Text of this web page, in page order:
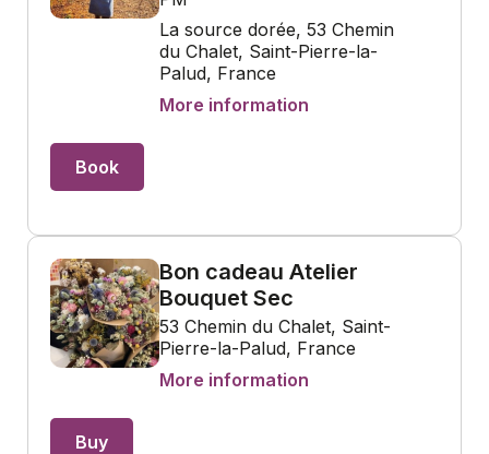
La source dorée, 53 Chemin
du Chalet, Saint-Pierre-la-
Palud, France
More information
Book
Bon cadeau Atelier
Bouquet Sec
53 Chemin du Chalet, Saint-
Pierre-la-Palud, France
More information
Buy